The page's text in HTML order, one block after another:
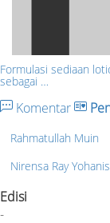
Formulasi sediaan
sebagai …
Komentar
Rahmatullah Muin
Nirensa Ray Yohanis
Edisi
-